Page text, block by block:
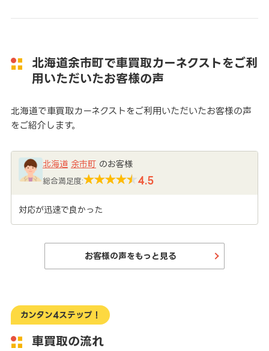
北海道余市町で車買取カーネクストをご利
用いただいたお客様の声
北海道で車買取カーネクストをご利用いただいたお客様の声
をご紹介します。
北海道 余市町のお客様
総合満足度: 4.5
対応が迅速で良かった
お客様の声をもっと見る
カンタン4ステップ！
車買取の流れ